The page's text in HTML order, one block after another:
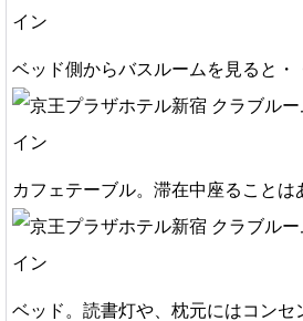
ベッド側からバスルームを見ると・
カフェテーブル。滞在中座ること
ベッド。読書灯や、枕元にはコンセ